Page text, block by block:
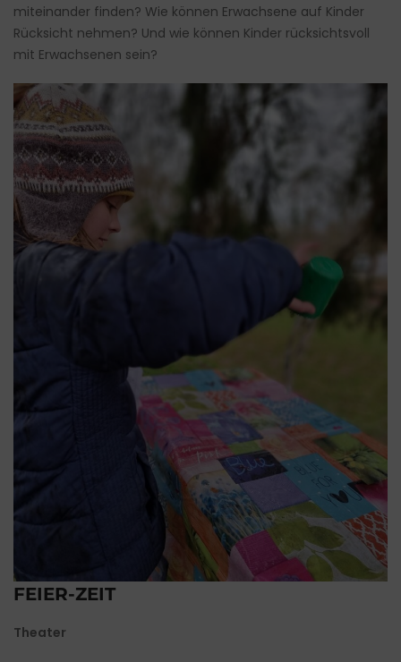
miteinander finden? Wie können Erwachsene auf Kinder
Rücksicht nehmen? Und wie können Kinder rücksichtsvoll
mit Erwachsenen sein?
FEIER-ZEIT
Theater